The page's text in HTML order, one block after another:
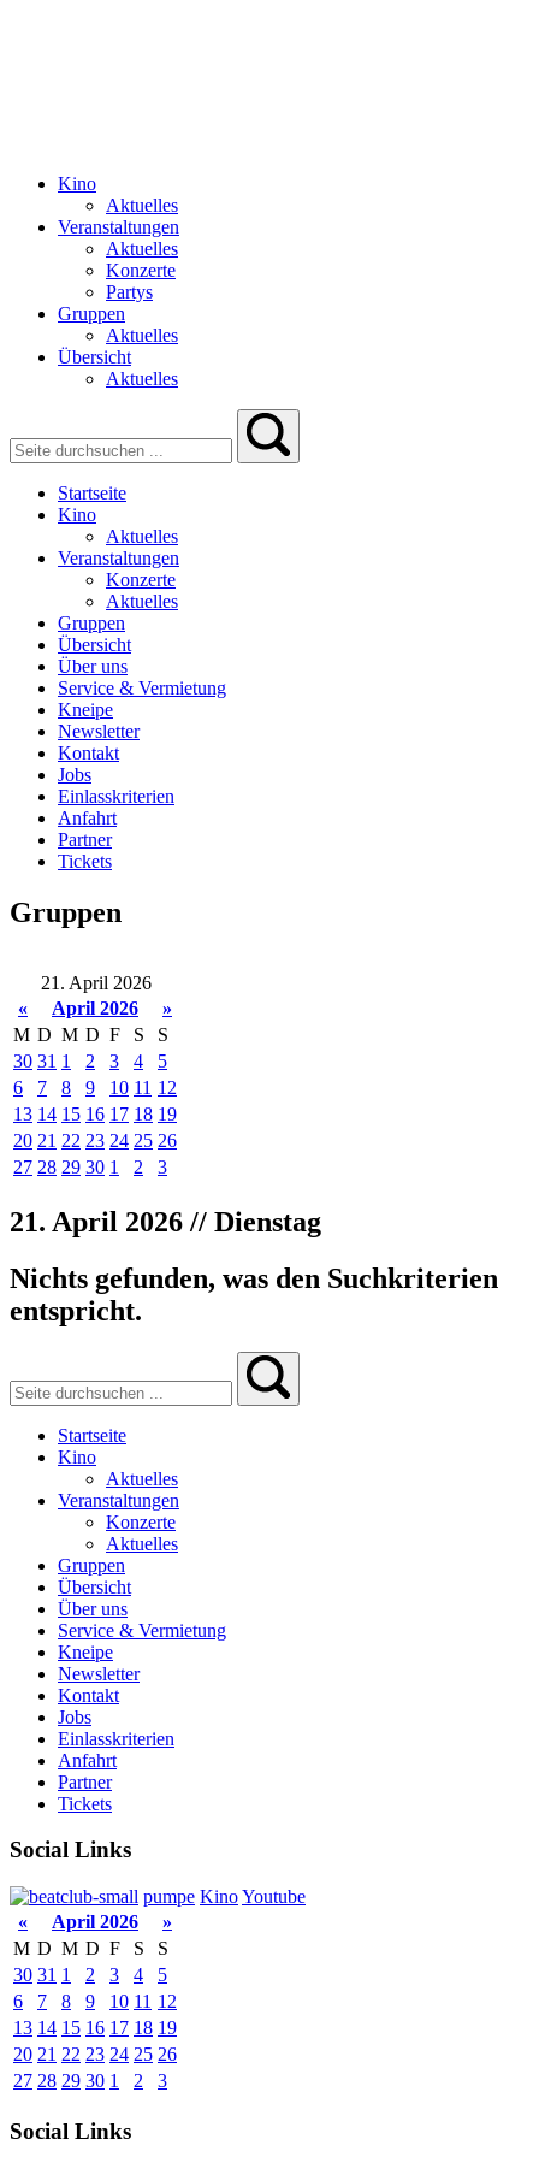
Kino
Aktuelles
Veranstaltungen
Aktuelles
Konzerte
Partys
Gruppen
Aktuelles
Übersicht
Aktuelles
Startseite
Kino
Aktuelles
Veranstaltungen
Konzerte
Aktuelles
Gruppen
Übersicht
Über uns
Service & Vermietung
Kneipe
Newsletter
Kontakt
Jobs
Einlasskriterien
Anfahrt
Partner
Tickets
Gruppen
21. April 2026
«
April 2026
»
M D M D F S
S
30 31 1 2 3 4
5
6
7 8 9 10 11 12
13 14 15 16 17 18 19
20 21 22 23 24 25 26
27 28 29 30 1 2 3
21. April 2026 // Dienstag
Nichts gefunden, was den Suchkriterien
entspricht.
Startseite
Kino
Aktuelles
Veranstaltungen
Konzerte
Aktuelles
Gruppen
Übersicht
Über uns
Service & Vermietung
Kneipe
Newsletter
Kontakt
Jobs
Einlasskriterien
Anfahrt
Partner
Tickets
Social Links
pumpe KinoYoutube
«
April 2026
»
M D M D F S
S
30 31 1 2 3 4
5
6
7 8 9 10 11 12
13 14 15 16 17 18 19
20 21 22 23 24 25 26
27 28 29 30 1 2 3
Social Links